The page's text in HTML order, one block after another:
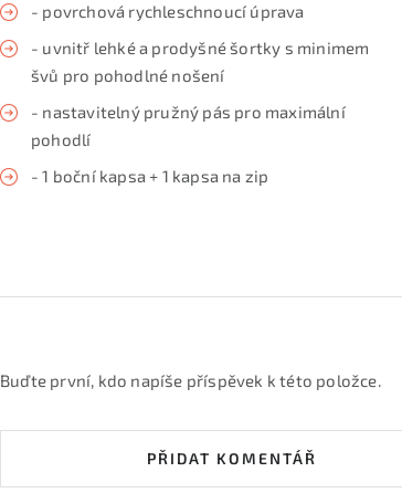
- povrchová rychleschnoucí úprava
- uvnitř lehké a prodyšné šortky s minimem
švů pro pohodlné nošení
- nastavitelný pružný pás pro maximální
pohodlí
- 1 boční kapsa + 1 kapsa na zip
Buďte první, kdo napíše příspěvek k této položce.
PŘIDAT KOMENTÁŘ